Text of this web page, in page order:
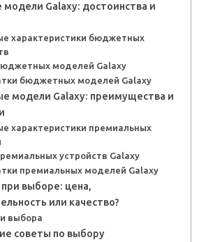
Galaxy: достоинства и
характеристики бюджетных
моделей Galaxy
бюджетных моделей Galaxy
модели Galaxy: преимущества и
характеристики премиальных
устройств Galaxy
премиальных моделей Galaxy
выборе: цена,
или качество?
выбора
советы по выбору